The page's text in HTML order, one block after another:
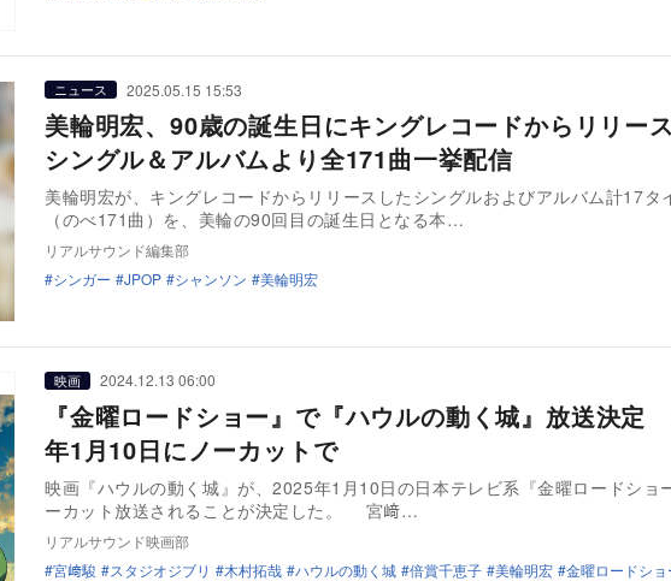
ニュース 2025.05.15 15:53
美輪明宏、90歳の誕生日にキングレコードからリリー
シングル＆アルバムより全171曲一挙配信
美輪明宏が、キングレコードからリリースしたシングルおよびアルバム計17タ
（のべ171曲）を、美輪の90回目の誕生日となる本…
リアルサウンド編集部
シンガー
JPOP シャンソン 美輪明宏
映画 2024.12.13 06:00
『金曜ロードショー』で『ハウルの動く城』放送決定
年1月10日にノーカットで
映画『ハウルの動く城』が、2025年1月10日の日本テレビ系『金曜ロードショ
ーカット放送されることが決定した。 宮﨑…
リアルサウンド映画部
宮﨑駿
スタジオジブリ 木村拓哉 ハウルの動く城 倍賞千恵子 美輪明宏 金曜ロードショ